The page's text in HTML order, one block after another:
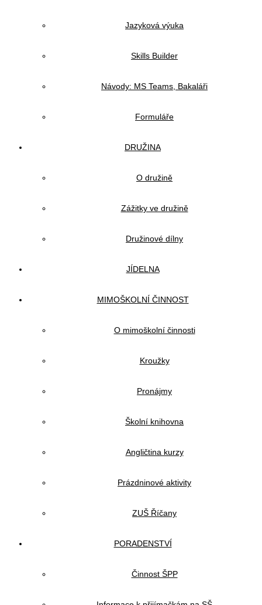
Jazyková výuka
Skills Builder
Návody: MS Teams, Bakaláři
Formuláře
DRUŽINA
O družině
Zážitky ve družině
Družinové dílny
JÍDELNA
MIMOŠKOLNÍ ČINNOST
O mimoškolní činnosti
Kroužky
Pronájmy
Školní knihovna
Angličtina kurzy
Prázdninové aktivity
ZUŠ Říčany
PORADENSTVÍ
Činnost ŠPP